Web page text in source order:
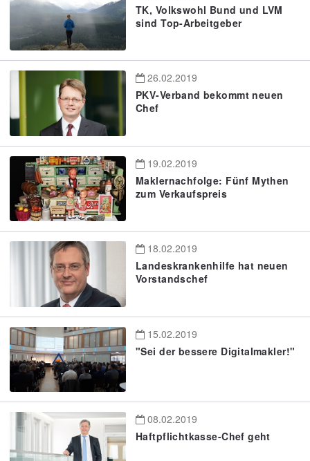
TK, Volkswohl Bund und LVM
sind Top-Arbeitgeber
26.02.2019
PKV-Verband bekommt neuen
Chef
19.02.2019
Maklernachfolge: Fünf Mythen
zum Verkaufspreis
18.02.2019
Landeskrankenhilfe hat neuen
Vorstandschef
15.02.2019
"Sei der bessere Digitalmakler!"
08.02.2019
Haftpflichtkasse-Chef geht